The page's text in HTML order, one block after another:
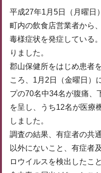
平成27年1月5日（月曜日
町内の飲食店営業者から
毒様症状を発症している
りました。
郡山保健所をはじめ患者
ころ、1月2日（金曜日）
プの70名中34名が腹痛、
を呈し、うち12名が医療
しました。
調査の結果、有症者の共
以外にないこと、有症者
ロウイルスを検出したこ